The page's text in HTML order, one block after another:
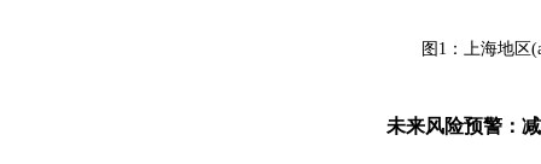
图 1 ：上海地区
未来风险预警：